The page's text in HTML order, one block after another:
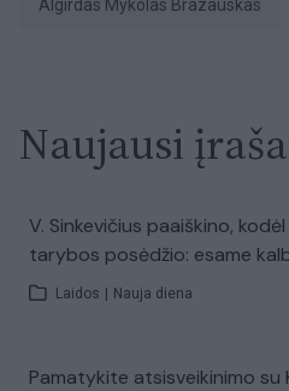
Algirdas Mykolas Brazauskas
Naujausi
V. Sinkevičius paaiškino,
tarybos posėdžio: esame
Laidos Nauja diena
Pamatykite atsisveikinimo su